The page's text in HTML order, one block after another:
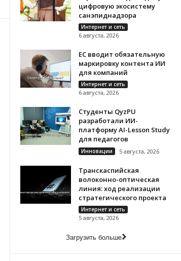
цифровую экосистему
санэпиднадзора
Интернет и сеть
6 августа, 2026
ЕС вводит обязательную
маркировку контента ИИ
для компаний
Интернет и сеть
6 августа, 2026
Студенты QyzPU
разработали ИИ-
платформу AI-Lesson Study
для педагогов
Инновации 5 августа, 2026
Транскаспийская
волоконно-оптическая
линия: ход реализации
стратегического проекта
Интернет и сеть
5 августа, 2026
Загрузить больше